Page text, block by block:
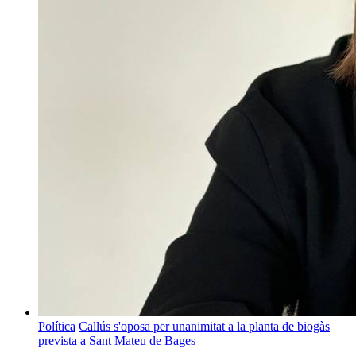
Política Callús s'oposa per unanimitat a la planta de biogàs
prevista a Sant Mateu de Bages